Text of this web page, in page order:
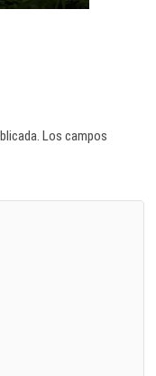
Los campos